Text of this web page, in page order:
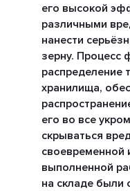
его высокой
различными
нанести
зерну. Процесс
распределение
хранилища,
его во все
скрываться
своевременной
выполненной
на складе были